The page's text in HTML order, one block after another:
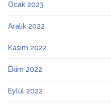
Ocak 2023
Aralık 2022
Kasım 2022
Ekim 2022
Eylül 2022